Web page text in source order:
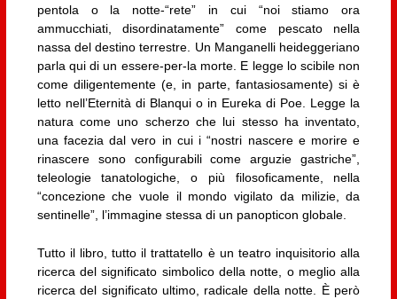
pentola o la notte-“rete” in cui “noi stiamo ora
ammucchiati, disordinatamente” come pescato nella
nassa del destino terrestre. Un Manganelli heideggeriano
parla qui di un essere-per-la morte. E legge lo scibile non
come diligentemente (e, in parte, fantasiosamente) si è
letto nell’Eternità di Blanqui o in Eureka di Poe. Legge la
natura come uno scherzo che lui stesso ha inventato,
una facezia dal vero in cui i “nostri nascere e morire e
rinascere sono configurabili come arguzie gastriche”,
teleologie tanatologiche, o più filosoficamente, nella
“concezione che vuole il mondo vigilato da milizie, da
sentinelle”, l’immagine stessa di un panopticon globale.
Tutto il libro, tutto il trattatello è un teatro inquisitorio alla
ricerca del significato simbolico della notte, o meglio alla
ricerca del significato ultimo, radicale della notte. È però